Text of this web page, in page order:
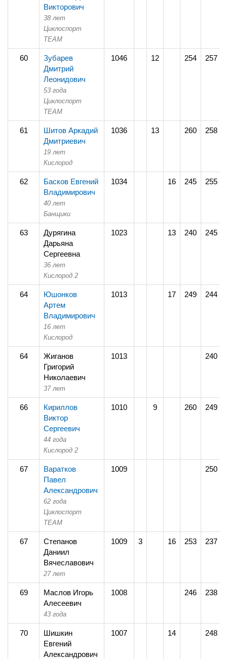
Викторович
38 лет
Циклоспорт
TEAM
60
Зубарев
Дмитрий
Леонидович
53 года
Циклоспорт
TEAM
1046 12 254 257
61
Шитов Аркадий
Дмитриевич
19 лет
Кислород
1036 13 260 258
62
Басков Евгений
Владимирович
40 лет
Банщики
1034 16 245 255
63
Дурягина
Дарьяна
Сергеевна
36 лет
Кислород 2
1023 13 240 245
64
Юшонков
Артем
Владимирович
16 лет
Кислород
1013 17 249 244
64
Жиганов
Григорий
Николаевич
37 лет
1013 240
66
Кириллов
Виктор
Сергеевич
44 года
Кислород 2
1010 9 260 249
67
Варатков
Павел
Александрович
62 года
Циклоспорт
TEAM
1009 250
67
Степанов
Даниил
Вячеславович
27 лет
1009 3 16 253 237
69
Маслов Игорь
Алесеевич
43 года
1008 246 238
70
Шишкин
Евгений
Александрович
1007 14 248